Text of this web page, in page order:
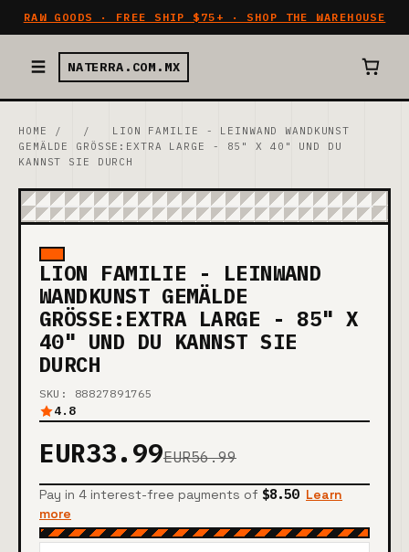
RAW GOODS · FREE SHIP $75+ · SHOP THE WAREHOUSE
NATERRA.COM.MX
HOME / /
LION FAMILIE - LEINWAND WANDKUNST
GEMÄLDE GRÖSSE:EXTRA LARGE - 85" X 40" UND DU K
ANNST SIE DURCH
LION FAMILIE - LEINWAND
WANDKUNST GEMÄLDE
GRÖSSE:EXTRA LARGE - 85" X 4
0" UND DU KANNST SIE D
URCH
SKU: 88827891765
4.8
EUR33.99EUR56.99
Pay in 4 interest-free payments of $8.50 Learn
more